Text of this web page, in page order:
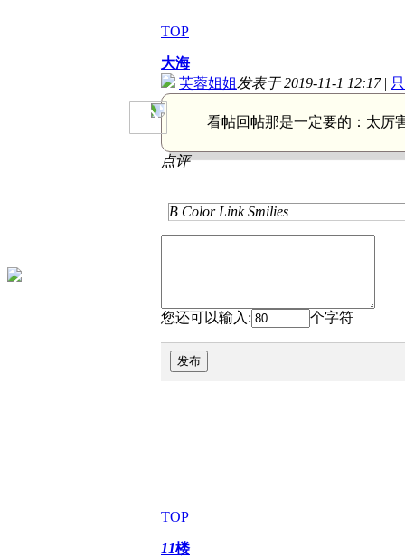
TOP
大海
芙蓉姐姐发表于 2019-11-1 12:17|
看帖回帖那是一定要的： 太厉
点评
B Color Link Smilies
您还可以输入: 个字符
发布
TOP
11楼